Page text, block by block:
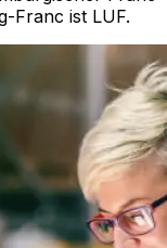
Franc ist LUF.